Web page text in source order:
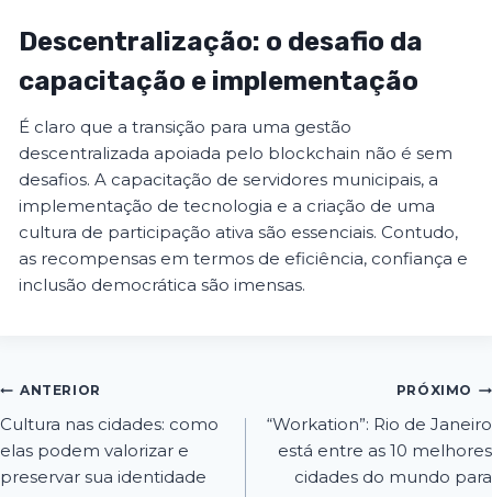
Descentralização: o desafio da
capacitação e implementação
É claro que a transição para uma gestão
descentralizada apoiada pelo blockchain não é sem
desafios. A capacitação de servidores municipais, a
implementação de tecnologia e a criação de uma
cultura de participação ativa são essenciais. Contudo,
as recompensas em termos de eficiência, confiança e
inclusão democrática são imensas.
ANTERIOR
Cultura nas cidades: como
elas podem valorizar e
preservar sua identidade
PRÓXIMO
“Workation”: Rio de Janeiro
está entre as 10 melhores
cidades do mundo para